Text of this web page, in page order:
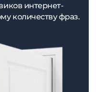
интернет-
количеству фраз.